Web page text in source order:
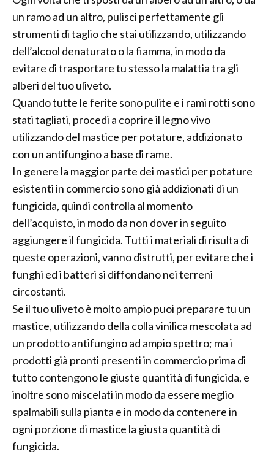
un ramo ad un altro, pulisci perfettamente gli
strumenti di taglio che stai utilizzando, utilizzando
dell’alcool denaturato o la fiamma, in modo da
evitare di trasportare tu stesso la malattia tra gli
alberi del tuo uliveto.
Quando tutte le ferite sono pulite e i rami rotti sono
stati tagliati, procedi a coprire il legno vivo
utilizzando del mastice per potature, addizionato
con un antifungino a base di rame.
In genere la maggior parte dei mastici per potature
esistenti in commercio sono già addizionati di un
fungicida, quindi controlla al momento
dell’acquisto, in modo da non dover in seguito
aggiungere il fungicida. Tutti i materiali di risulta di
queste operazioni, vanno distrutti, per evitare che i
funghi ed i batteri si diffondano nei terreni
circostanti.
Se il tuo uliveto è molto ampio puoi preparare tu un
mastice, utilizzando della colla vinilica mescolata ad
un prodotto antifungino ad ampio spettro; ma i
prodotti già pronti presenti in commercio prima di
tutto contengono le giuste quantità di fungicida, e
inoltre sono miscelati in modo da essere meglio
spalmabili sulla pianta e in modo da contenere in
ogni porzione di mastice la giusta quantità di
fungicida.